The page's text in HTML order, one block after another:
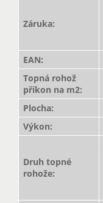
Záruka:
EAN:
Topná rohož
příkon na m2:
Plocha:
Výkon:
Druh topné
rohože: